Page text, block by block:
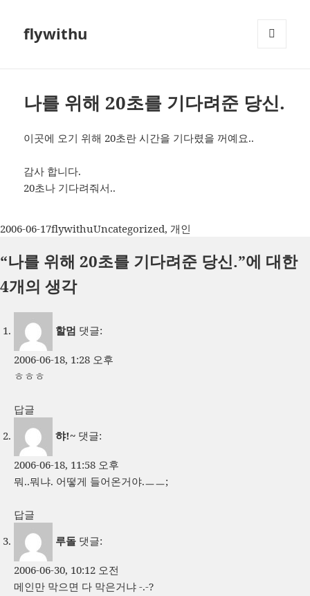
flywithu
나를 위해 20초를 기다려준 당신.
이곳에 오기 위해 20초란 시간을 기다렸을 꺼예요..
감사 합니다.
20초나 기다려줘서..
작
일
2006-06-17글
이
flywithu카
고
Uncategorized, 개인
“나를 위해 20초를 기다려준 당신.”에 대한
4개의 생각
할멈 댓글:
2006-06-18, 1:28 오후
ㅎㅎㅎ
답글
햐!~ 댓글:
2006-06-18, 11:58 오후
뭐..뭐냐. 어떻게 들어온거야.ㅡㅡ;
답글
루돌 댓글:
2006-06-30, 10:12 오전
메인만 막으면 다 막은거냐 -.-?